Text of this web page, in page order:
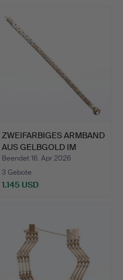
Objekt
ZWEIFARBIGES ARMBAND
AUS GELBGOLD IM
BYZAN…
Beendet 16. Apr 2026
3 Gebote
1.145 USD